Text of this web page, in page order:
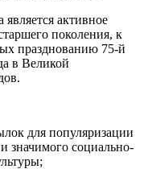
активное
поколения, к
празднованию 75-й
в Великой
для популяризации
значимого социально-